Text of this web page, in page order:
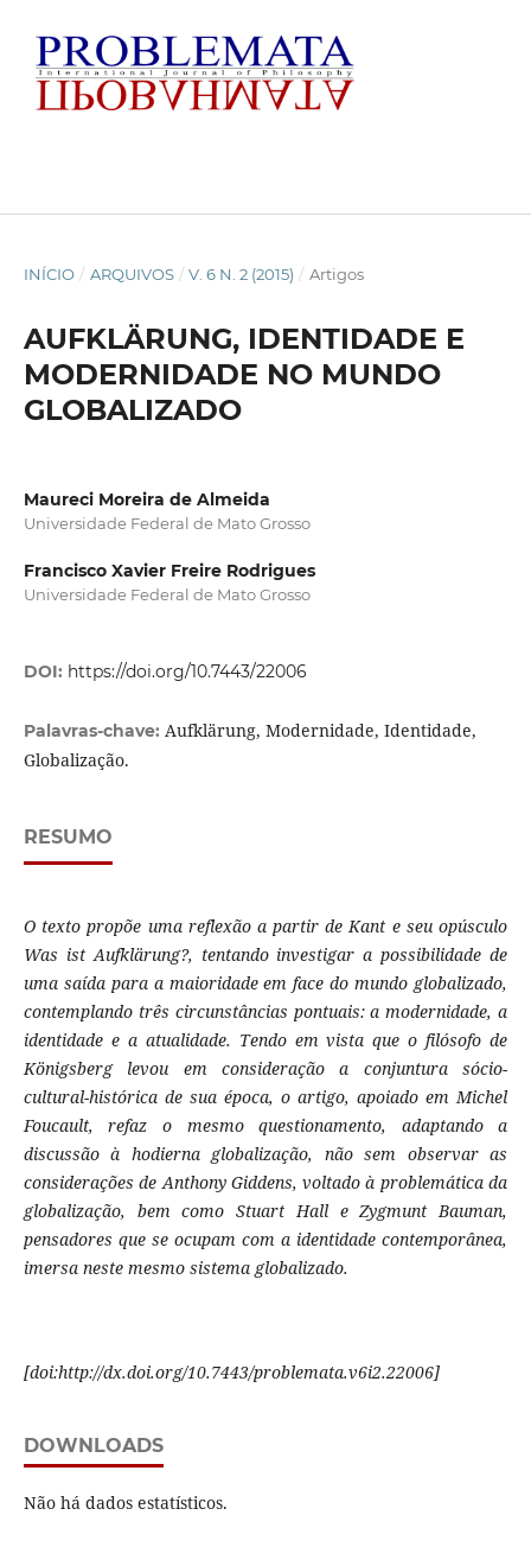
INÍCIO / ARQUIVOS / V. 6 N. 2 (2015) / Artigos
AUFKLÄRUNG, IDENTIDADE E
MODERNIDADE NO MUNDO
GLOBALIZADO
Maureci Moreira de Almeida
Universidade Federal de Mato Grosso
Francisco Xavier Freire Rodrigues
Universidade Federal de Mato Grosso
DOI: https://doi.org/10.7443/22006
Palavras-chave: Aufklärung, Modernidade, Identidade,
Globalização.
RESUMO
O texto propõe uma reflexão a partir de Kant e seu opúsculo
Was ist Aufklärung?, tentando investigar a possibilidade de
uma saída para a maioridade em face do mundo globalizado,
contemplando três circunstâncias pontuais: a modernidade, a
identidade e a atualidade. Tendo em vista que o filósofo de
Königsberg levou em consideração a conjuntura sócio-
cultural-histórica de sua época, o artigo, apoiado em Michel
Foucault, refaz o mesmo questionamento, adaptando a
discussão à hodierna globalização, não sem observar as
considerações de Anthony Giddens, voltado à problemática da
globalização, bem como Stuart Hall e Zygmunt Bauman,
pensadores que se ocupam com a identidade contemporânea,
imersa neste mesmo sistema globalizado.
[doi:http://dx.doi.org/10.7443/problemata.v6i2.22006]
DOWNLOADS
Não há dados estatísticos.